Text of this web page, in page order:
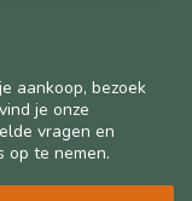
aankoop, bezoek
je onze
vragen en
op te nemen.